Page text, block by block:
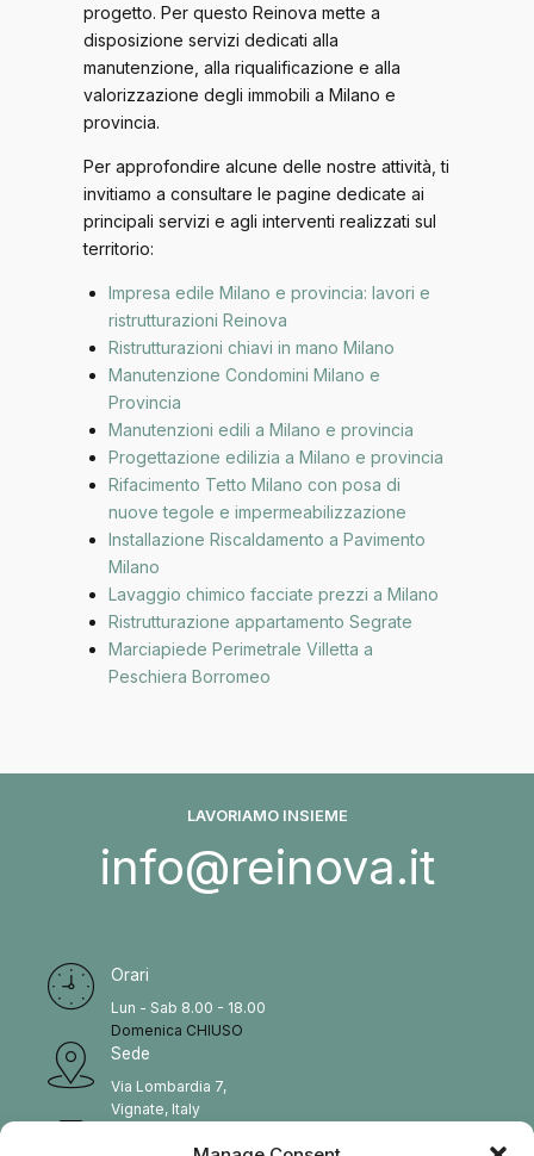
progetto. Per questo Reinova mette a
disposizione servizi dedicati alla
manutenzione, alla riqualificazione e alla
valorizzazione degli immobili a Milano e
provincia.
Per approfondire alcune delle nostre attività, ti
invitiamo a consultare le pagine dedicate ai
principali servizi e agli interventi realizzati sul
territorio:
Impresa edile Milano e provincia: lavori e
ristrutturazioni Reinova
Ristrutturazioni chiavi in mano Milano
Manutenzione Condomini Milano e
Provincia
Manutenzioni edili a Milano e provincia
Progettazione edilizia a Milano e provincia
Rifacimento Tetto Milano con posa di
nuove tegole e impermeabilizzazione
Installazione Riscaldamento a Pavimento
Milano
Lavaggio chimico facciate prezzi a Milano
Ristrutturazione appartamento Segrate
Marciapiede Perimetrale Villetta a
Peschiera Borromeo
LAVORIAMO INSIEME
info@reinova.it
Orari
Lun - Sab 8.00 - 18.00
Domenica CHIUSO
Sede
Via Lombardia 7,
Vignate, Italy